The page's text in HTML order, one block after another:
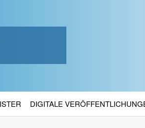
DIGITALE